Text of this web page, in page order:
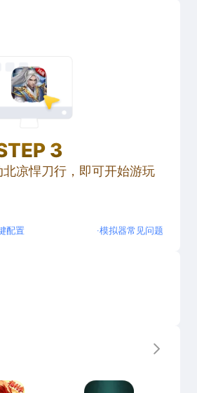
3
凉悍刀行，即可开始游玩
配置 ·模拟器常见问题
更多
龙八部手游 天堂2：盟约